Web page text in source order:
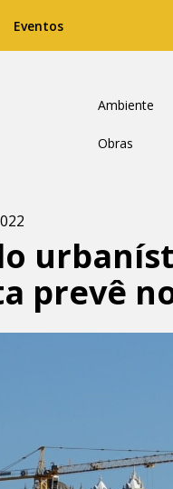
Eventos
Ambiente
Obras
prevê